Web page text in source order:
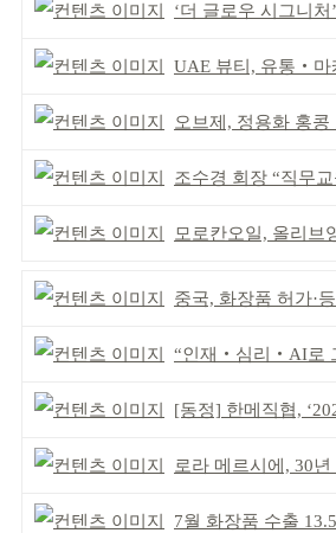
‘더 글로우 시그니처’ 미국
UAE 뷰티, 유통‧마
오브제, 정용화 홍콩 모델
조수경 회장 “직무교육
모로칸오일, 올리브영 협
중국, 화장품 허가·등록 대
“인재‧심리‧AI로
[동정] 한메직협, ‘2026
로라 메르시에, 30년 카뮤
7월 화장품 수출